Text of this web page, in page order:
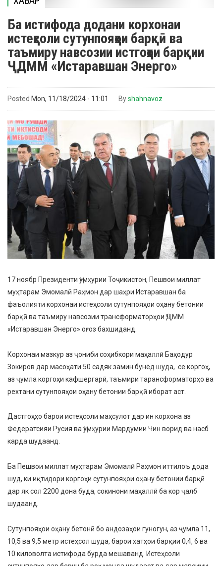
Ба истифода додани корхонаи
истеҳсоли сутунпояҳои барқӣ ва
таъмиру навсозии истгоҳҳои барқии
ҶДММ «Истаравшан Энерго»
Posted Mon, 11/18/2024 - 11:01 Byshahnavoz
17 ноябр Президенти Ҷумҳурии Тоҷикистон, Пешвои миллат
муҳтарам Эмомалӣ Раҳмон дар шаҳри Истаравшан ба
фаъолияти корхонаи истеҳсоли сутунпояҳои оҳану бетонии
барқӣ ва таъмиру навсозии трансформаторҳои ҶДММ
«Истаравшан Энерго» оғоз бахшиданд.
Корхонаи мазкур аз ҷониби соҳибкори маҳаллӣ Баҳодур
Зокиров дар масоҳати 50 садяк замин бунёд шуда, се коргоҳ,
аз ҷумла коргоҳи кафшергарӣ, таъмири тарансформаторҳо ва
рехтани сутунпояҳои оҳану бетонии барқӣ иборат аст.
Дастгоҳҳо барои истеҳсоли маҳсулот дар ин корхона аз
Федератсияи Русия ва Ҷумҳурии Мардумии Чин ворид ва насб
карда шудаанд.
Ба Пешвои миллат муҳтарам Эмомалӣ Раҳмон иттилоъ дода
шуд, ки иқтидори коргоҳи сутунпояҳои оҳану бетонии барқӣ
дар як сол 2200 дона буда, сокинони маҳаллӣ ба кор ҷалб
шудаанд.
Сутунпояҳои оҳану бетонӣ бо андозаҳои гуногун, аз ҷумла 11,
10,5 ва 9,5 метр истеҳсол шуда, барои хатҳои барқии 0,4, 6 ва
10 киловолта истифода бурда мешаванд. Истеҳсоли